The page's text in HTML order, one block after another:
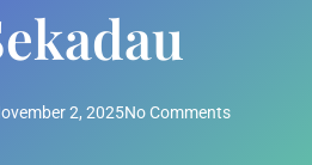
2, 2025No Comments